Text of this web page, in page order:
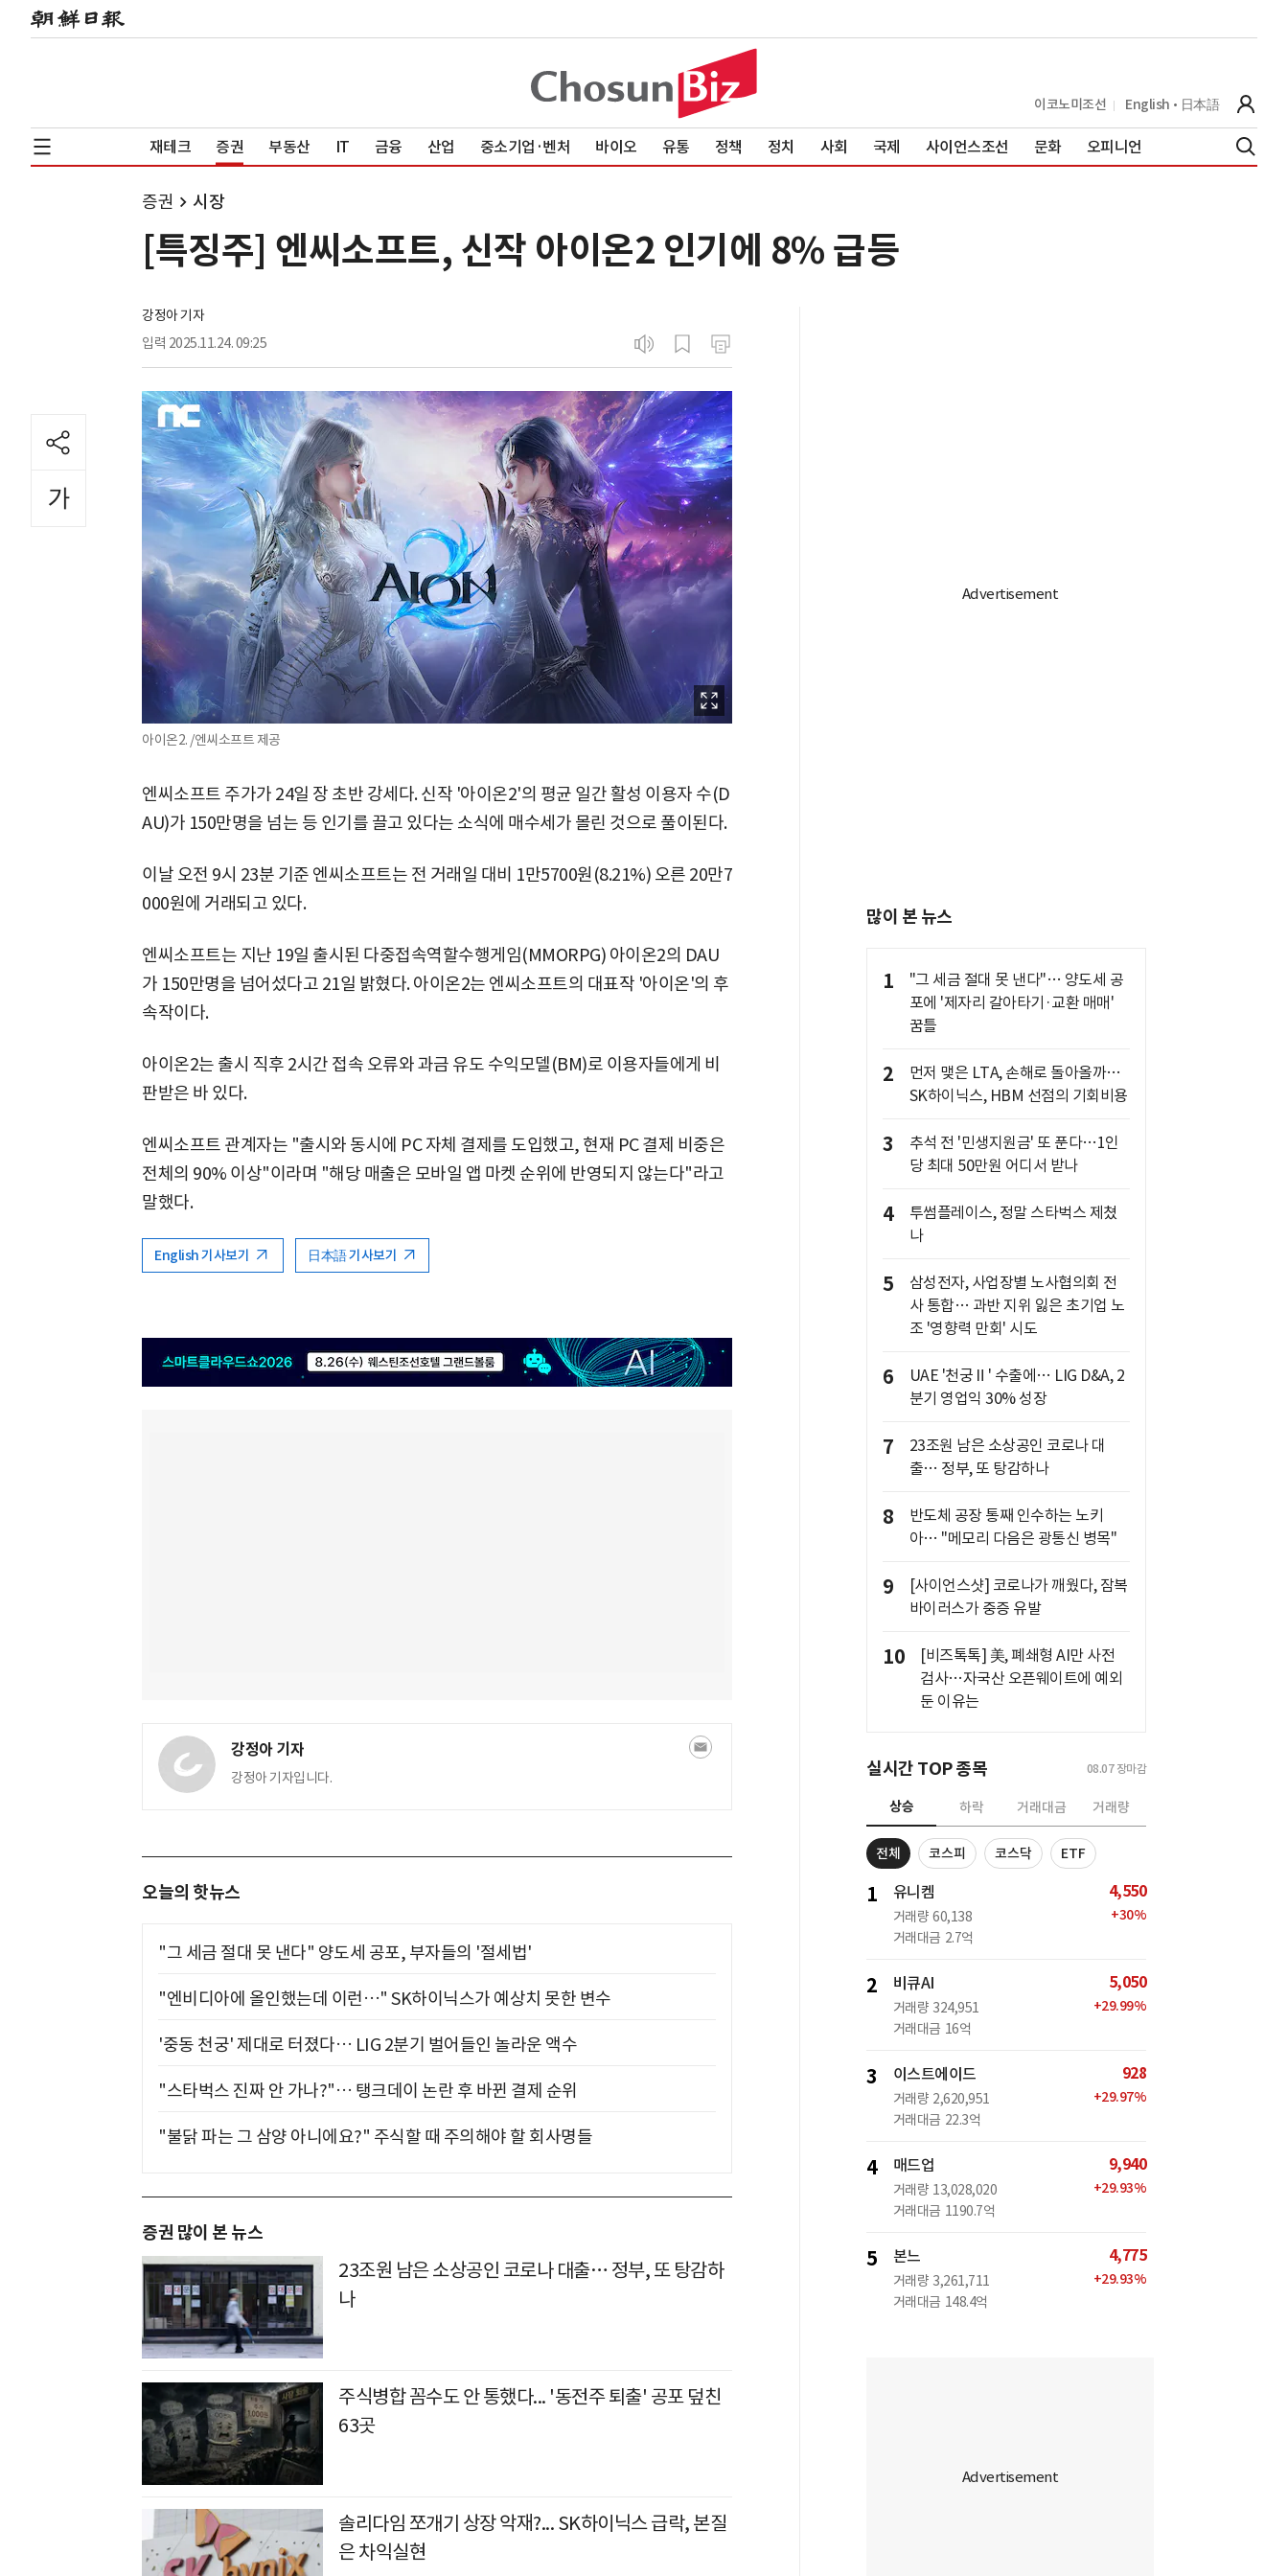
이코노미조선 English 日本語
재테크 증권 부동산 IT 금융 산업 중소기업·벤처 바이오 유통 정책 정치 사회 국제 사이언스조선 문화 오피니언
증권 시장
[특징주] 엔씨소프트, 신작 아이온2 인기에 8% 급등
강정아 기자
입력 2025.11.24. 09:25
아이온2. /엔씨소프트 제공
엔씨소프트 주가가 24일 장 초반 강세다. 신작 '아이온2'의 평균 일간 활성 이용자 수(D
AU)가 150만명을 넘는 등 인기를 끌고 있다는 소식에 매수세가 몰린 것으로 풀이된다.
이날 오전 9시 23분 기준 엔씨소프트는 전 거래일 대비 1만5700원(8.21%) 오른 20만7
000원에 거래되고 있다.
엔씨소프트는 지난 19일 출시된 다중접속역할수행게임(MMORPG) 아이온2의 DAU
가 150만명을 넘어섰다고 21일 밝혔다. 아이온2는 엔씨소프트의 대표작 '아이온'의 후
속작이다.
아이온2는 출시 직후 2시간 접속 오류와 과금 유도 수익모델(BM)로 이용자들에게 비
판받은 바 있다.
엔씨소프트 관계자는 "출시와 동시에 PC 자체 결제를 도입했고, 현재 PC 결제 비중은
전체의 90% 이상"이라며 "해당 매출은 모바일 앱 마켓 순위에 반영되지 않는다"라고
말했다.
English 기사보기 日本語 기사보기
강정아 기자
강정아 기자입니다.
오늘의 핫뉴스
"그 세금 절대 못 낸다" 양도세 공포, 부자들의 '절세법'
"엔비디아에 올인했는데 이런…" SK하이닉스가 예상치 못한 변수
'중동 천궁' 제대로 터졌다… LIG 2분기 벌어들인 놀라운 액수
"스타벅스 진짜 안 가나?"… 탱크데이 논란 후 바뀐 결제 순위
"불닭 파는 그 삼양 아니에요?" 주식할 때 주의해야 할 회사명들
증권 많이 본 뉴스
23조원 남은 소상공인 코로나 대출… 정부, 또 탕감하
나
주식병합 꼼수도 안 통했다... '동전주 퇴출' 공포 덮친
63곳
솔리다임 쪼개기 상장 악재?... SK하이닉스 급락, 본질
은 차익실현
많이 본 뉴스
1
"그 세금 절대 못 낸다"… 양도세 공
포에 '제자리 갈아타기·교환 매매'
꿈틀
2
먼저 맺은 LTA, 손해로 돌아올까…
SK하이닉스, HBM 선점의 기회비용
3
추석 전 '민생지원금' 또 푼다…1인
당 최대 50만원 어디서 받나
4
투썸플레이스, 정말 스타벅스 제쳤
나
5
삼성전자, 사업장별 노사협의회 전
사 통합… 과반 지위 잃은 초기업 노
조 '영향력 만회' 시도
6
UAE '천궁Ⅱ' 수출에… LIG D&A, 2
분기 영업익 30% 성장
7
23조원 남은 소상공인 코로나 대
출… 정부, 또 탕감하나
8
반도체 공장 통째 인수하는 노키
아… "메모리 다음은 광통신 병목"
9
[사이언스샷] 코로나가 깨웠다, 잠복
바이러스가 중증 유발
10
[비즈톡톡] 美, 폐쇄형 AI만 사전
검사…자국산 오픈웨이트에 예외
둔 이유는
실시간 TOP 종목 08.07 장마감
상승 하락 거래대금 거래량
전체 코스피 코스닥 ETF
1 유니켐
거래량 60,138
거래대금 2.7억
4,550
+30%
2 비큐AI
거래량 324,951
거래대금 16억
5,050
+29.99%
3 이스트에이드
거래량 2,620,951
거래대금 22.3억
928
+29.97%
4 매드업
거래량 13,028,020
거래대금 1190.7억
9,940
+29.93%
5 본느
거래량 3,261,711
거래대금 148.4억
4,775
+29.93%